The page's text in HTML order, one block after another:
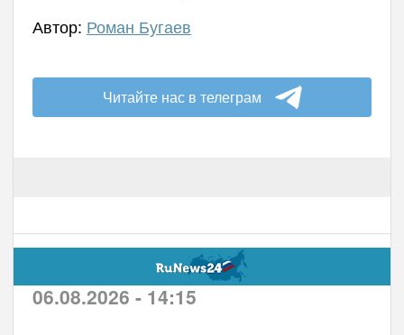
Автор: Роман Бугаев
Читайте нас в телеграм
06.08.2026 - 14:15